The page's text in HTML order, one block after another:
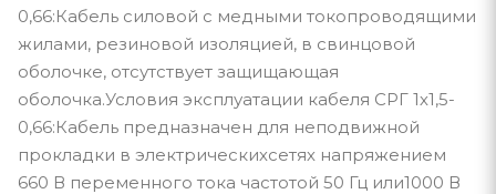
0,66:Кабель силовой с медными токопроводящими
жилами, резиновой изоляцией, в свинцовой
оболочке, отсутствует защищающая
оболочка.Условия эксплуатации кабеля СРГ 1х1,5-
0,66:Кабель предназначен для неподвижной
прокладки в электрическихсетях напряжением
660 В переменного тока частотой 50 Гц или1000 В